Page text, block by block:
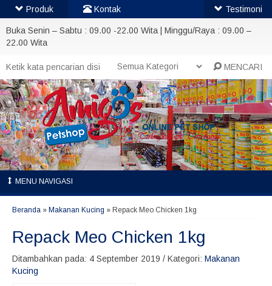
Buka Senin – Sabtu : 09.00 -22.00 Wita | Minggu/Raya : 09.00 –
22.00 Wita
MENCARI
MENU NAVIGASI
Beranda » Makanan Kucing » Repack Meo Chicken 1kg
Repack Meo Chicken 1kg
Ditambahkan pada: 4 September 2019 / Kategori: Makanan
Kucing
Produk Kontak Testimoni